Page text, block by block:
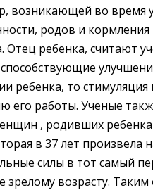
возникающей во время
родов и
Отец ребенка, считают
ребенка, то стимуляция
работы. Ученые
, родивших
в 37 лет произвела
силы в тот самый
зрелому возрасту.